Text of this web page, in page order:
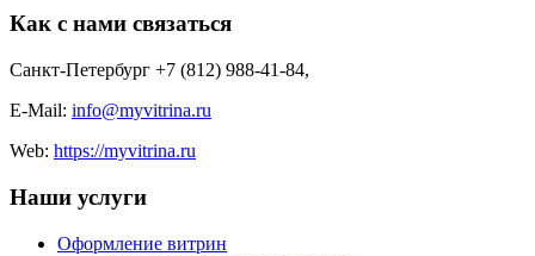
Как с нами связаться
Санкт-Петербург +7 (812) 988-41-84,
E-Mail: info@myvitrina.ru
Web: https://myvitrina.ru
Наши услуги
Оформление витрин